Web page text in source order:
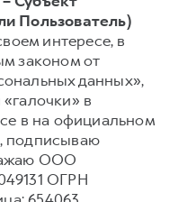
X
499 000 ₽
Пользователь)
интересе, в
законом от
данных»,
в
в на официальном
подписываю
ООО
ОГРН